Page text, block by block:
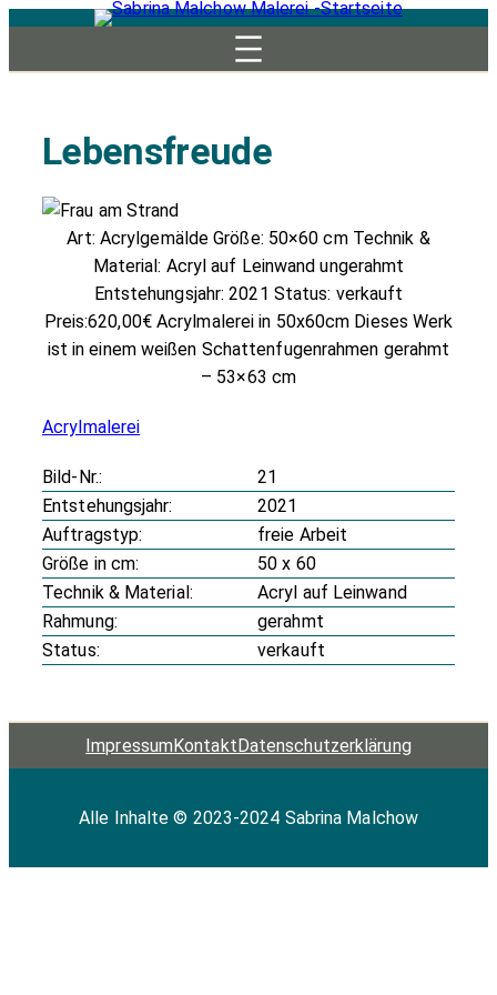
Zum
springen
Lebensfreude
Art: Acrylgemälde Größe: 50×60 cm Technik &
Material: Acryl auf Leinwand ungerahmt
Entstehungsjahr: 2021 Status: verkauft
Preis:620,00€ Acrylmalerei in 50x60cm Dieses Werk
ist in einem weißen Schattenfugenrahmen gerahmt
– 53×63 cm
Acrylmalerei
Bild-Nr.:
21
Entstehungsjahr:
2021
Auftragstyp:
freie Arbeit
Größe in cm:
50 x 60
Technik & Material:
Acryl auf Leinwand
Rahmung:
gerahmt
Status:
verkauft
ImpressumKontaktDatenschutz­erklärung
Alle Inhalte © 2023-2024 Sabrina Malchow